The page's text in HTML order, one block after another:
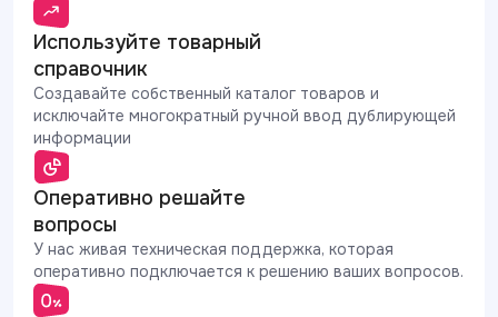
Используйте товарный
справочник
Создавайте собственный каталог товаров и
исключайте многократный ручной ввод дублирующей
информации
Оперативно решайте
вопросы
У нас живая техническая поддержка, которая
оперативно подключается к решению ваших вопросов.